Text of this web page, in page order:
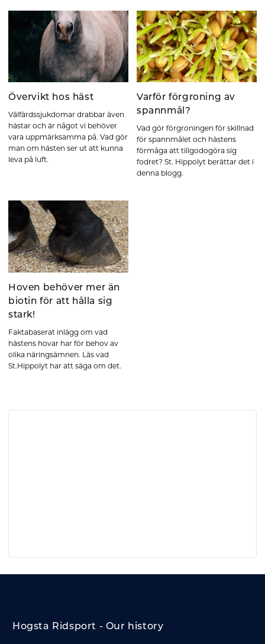
Övervikt hos häst
Välfärdssjukdomar drabbar även
hästar och är något vi behöver
vara uppmärksamma på. Vad gör
man om hästen ser ut att kunna
leva på luft.
Varför förgroning av
spannmål?
Vad gör förgroningen för skillnad
för spannmålet och hästens
förmåga att tillgodogöra sig
fodret? St. Hippolyt berättar det i
denna blogg.
Hoven behöver mer än
biotin för att hålla sig
stark!
Faktabaserat inlägg om vad
hästens hovar har för behov av
olika näringsämnen. Läs vad
St.Hippolyt har att säga om det.
Hogsta Ridsport - Our history